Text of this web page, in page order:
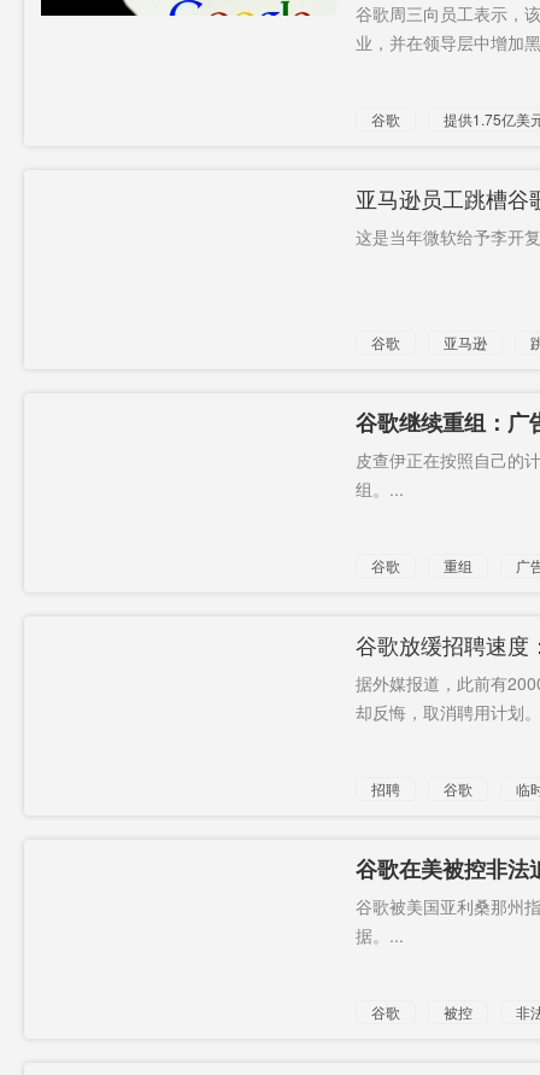
谷歌周三向员工表示，
业，并在领导层中增加
谷歌 提供1.75亿美
亚马逊员工跳槽谷
这是当年微软给予李开
谷歌 亚马逊
谷歌继续重组：广
皮查伊正在按照自己的
组。...
谷歌 重组 广
谷歌放缓招聘速度
据外媒报道，此前有
却反悔，取消聘用计划
招聘 谷歌 临
谷歌在美被控非法
位置数据
谷歌被美国亚利桑那州
据。...
谷歌 被控
非